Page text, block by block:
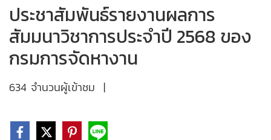
ประชาสัมพันธ์รายงานผลการ
สัมมนาวิชาการประจำปี 2568 ของ
กรมการจัดหางาน
634 จำนวนผู้เข้าชม |